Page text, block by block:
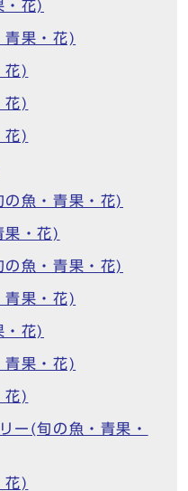
・花)
青果・花)
花)
花)
花)
の魚・青果・花)
果・花)
魚・青果・花)
青果・花)
・花)
青果・花)
花)
ー(旬の魚・青果・
花)